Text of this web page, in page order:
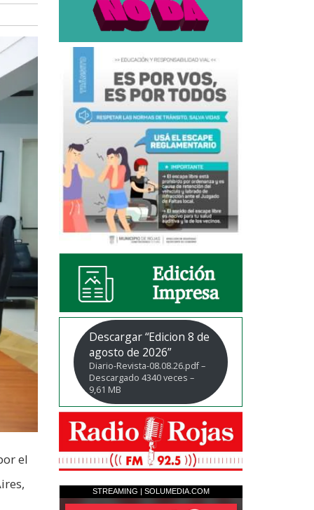
el
Descargar “Edicion 8 de
agosto de 2026”
Diario-Revista-08.08.26.pdf –
Descargado 4340 veces –
9,61 MB